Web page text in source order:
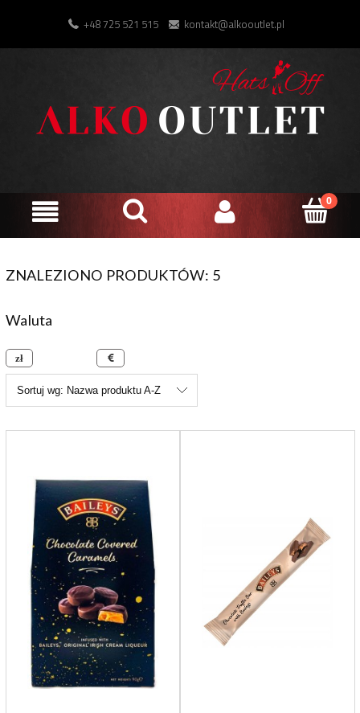
+48 725 521 515 kontakt@alkooutlet.pl
ZNALEZIONO PRODUKTÓW: 5
Waluta
Sortuj wg: Nazwa produktu A-Z